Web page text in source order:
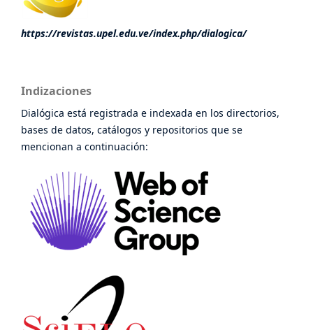
https://revistas.upel.edu.ve/index.php/dialogica/
Indizaciones
Dialógica está registrada e indexada en los directorios,
bases de datos, catálogos y repositorios que se
mencionan a continuación: